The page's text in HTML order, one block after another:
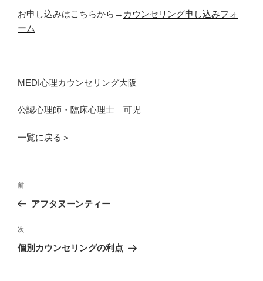
お申し込みはこちらから → カウンセリング申し込みフォ
ーム
MEDI心理カウンセリング大阪
公認心理師・臨床心理士 可児
一覧に戻る＞
投
ビ
ゲ
過
去
投
稿
前
アフタヌーンティー
次
の
次
個別カウンセリングの利点